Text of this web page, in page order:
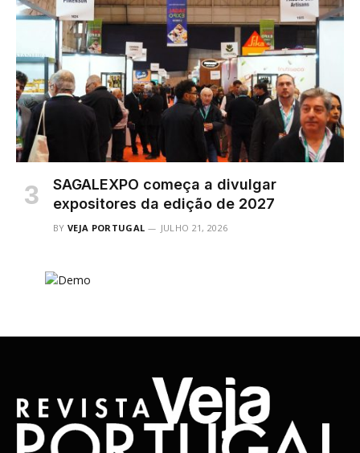
SAGALEXPO começa a divulgar
expositores da edição de 2027
BY VEJA PORTUGAL JULHO 21, 2026